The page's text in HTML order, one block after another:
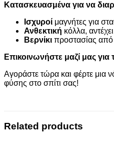
Κατασκευασμένα για να
Ισχυροί μαγνήτες για
Ανθεκτική κόλλα,
Βερνίκι προστασίας από
Επικοινωνήστε μαζί μας για
Αγοράστε τώρα και φέρτε μια
φύσης στο σπίτι σας!
Related products